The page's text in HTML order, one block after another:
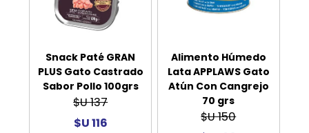
Snack Paté GRAN
PLUS Gato Castrado
Sabor Pollo 100grs
$U 137
$U 116
Alimento Húmedo
Lata APPLAWS Gato
Atún Con Cangrejo
70 grs
$U 150